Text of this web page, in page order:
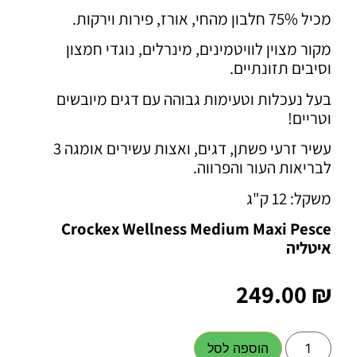
מכיל 75% חלבון מהחי, אורז, פירות וירקות.
מקור מצוין לוויטמינים, מינרלים, נוגדי חמצון
וסיבים תזונתיים.
בעל נעכלות וטעימות גבוהה עם דגים מיובשים
וטריים!
עשיר זרעי פשתן, דגים, ואצות עשירים אומגה 3
לבריאות העור והפרווה.
משקל: 12 ק"ג
Crockex Wellness Medium Maxi Pesce
איטליה
249.00 ₪
הוספה לסל